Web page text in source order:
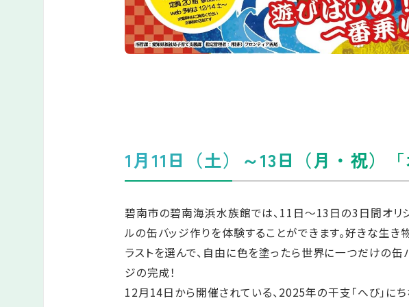
1月11日（土）～13日（月・祝）
碧南市の碧南海浜水族館では、11日～13日の3日間オリ
ルの缶バッジ作りを体験することができます。好きな生き
ラストを選んで、自由に色を塗ったら世界に一つだけの缶
ジの完成！
12月14日から開催されている、2025年の干支「へび」に